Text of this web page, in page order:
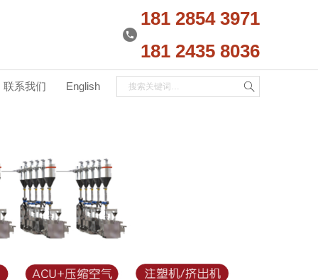
181 2854 3971
181 2435 8036
联系我们 English